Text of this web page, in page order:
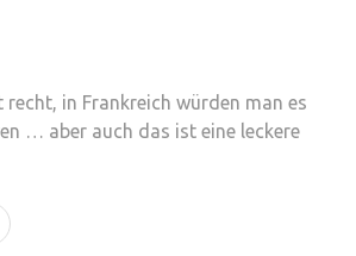
recht, in Frankreich würden man es
… aber auch das ist eine leckere